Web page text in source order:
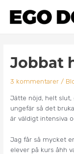
innehåll
Jobbat
3 kommentarer /
Jätte nöjd, helt slut,
ungefär så det
är väldigt intensiva
Jag får så mycket
elever på kurs åhh